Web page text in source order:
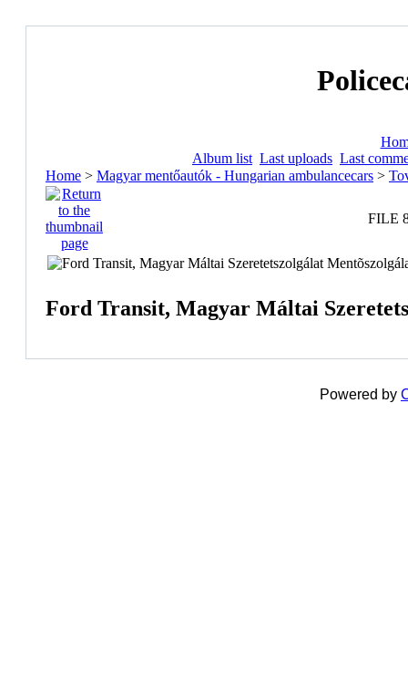
Album list Last uploads Last
Home > Magyar mentőautók - Hungarian ambulancecars >
FILE
Ford Transit, Magyar Máltai
Powered by